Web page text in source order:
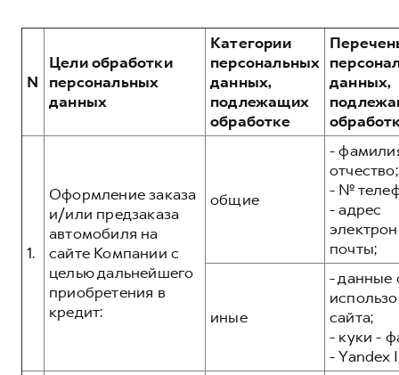
POER
от 3 449 000 ₽
Система управления автопарком
Сервис для корпоративных клиентов
HAVAL Лизинг
Коллекция CITY
Коллекция Базовая
Коллекция Детская
АКСЕССУАРЫ HAVAL
Автомобильные аксессуары
Коллекция Детская
N
Цели обработки
персональных
данных
Категории
персональных
данных,
подлежащих
обработке
данных,
1.
Оформление заказа
и/или предзаказа
автомобиля на
сайте Компании с
целью дальнейшего
приобретения в
кредит:
общие
-
отчество;
- №
- адрес
почты;
иные
- данные
сайта;
- куки -
- Yandex